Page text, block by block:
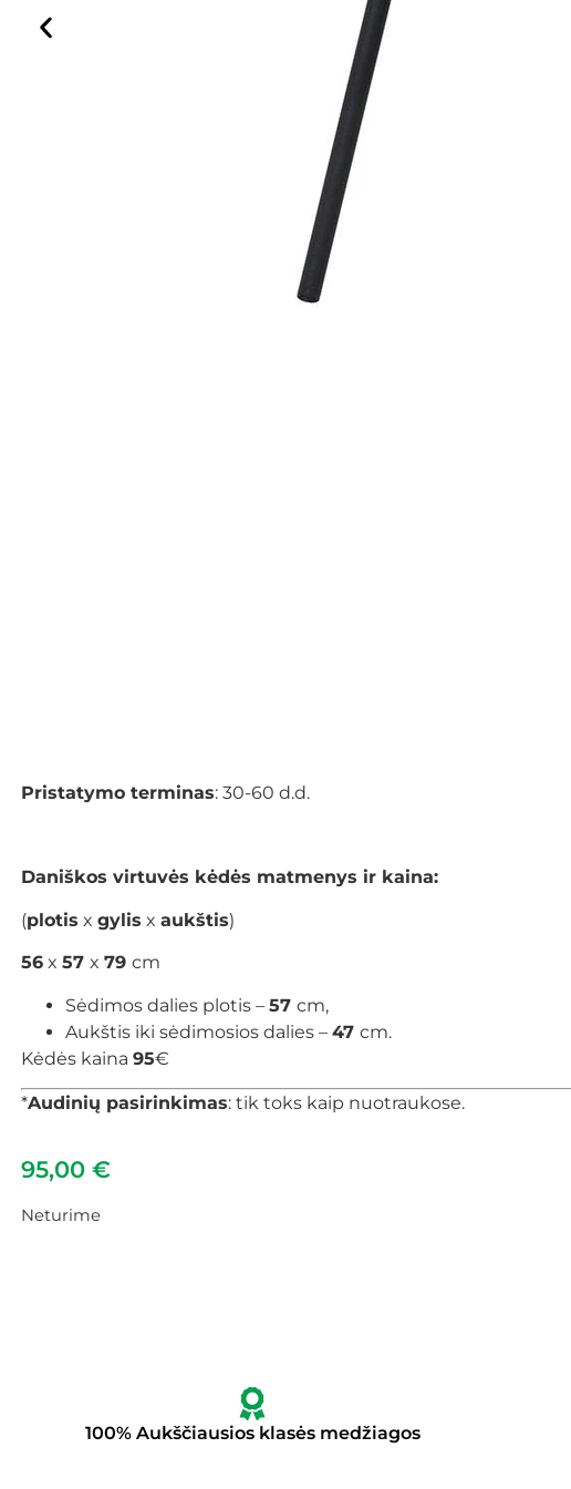
Pristatymo terminas: 30-60 d.d.
Daniškos virtuvės kėdės matmenys ir kaina:
(plotis x gylis x aukštis)
56 x 57 x 79 cm
Sėdimos dalies plotis – 57 cm,
Aukštis iki sėdimosios dalies – 47 cm.
Kėdės kaina 95€
*Audinių pasirinkimas: tik toks kaip nuotraukose.
95,00 €
Neturime
100% Aukščiausios klasės medžiagos